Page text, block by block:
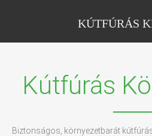
KÚTFÚRÁS
Kútfúrás
Biztonságos, környezetbarát